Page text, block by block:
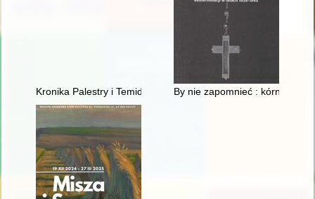
Kronika Palestry i Temidy w Poznaniu : mecze przyjaźni
By nie zapomnieć : kórniccy